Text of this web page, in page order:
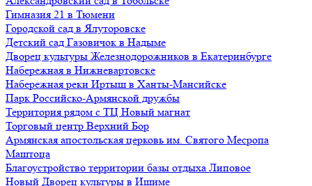
Гимназия 21 в Тюмени
Городской сад в Ялуторовске
Детский сад Газовичок в Надыме
Дворец культуры Железнодорожников в Екатеринбурге
Набережная в Нижневартовске
Набережная реки Иртыш в Ханты-Мансийске
Парк Российско-Армянской дружбы
Территория рядом с ТЦ Новый магнат
Торговый центр Верхний Бор
Армянская апостольская церковь им. Святого Месропа
Маштоца
Благоустройство территории базы отдыха Липовое
Нoвый Двoрeц культуры в Ишимe